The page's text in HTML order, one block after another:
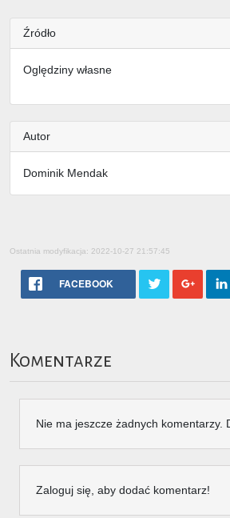
Źródło
Oględziny własne
Autor
Dominik Mendak
Ostatnia modyfikacja: 2022-10-27 21:57:45
FACEBOOK
Komentarze
Nie ma jeszcze żadnych komentarzy.
Zaloguj się, aby dodać komentarz!